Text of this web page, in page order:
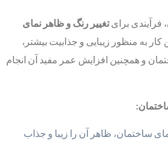
فرآیندی برایتغییر رنگ و ظاهر نمای
به منظور زیبایی و جذابیت بیشتر،
و همچنین افزایش عمر مفید آن انجام
ساختمان، ظاهر آن را زیبا و جذاب